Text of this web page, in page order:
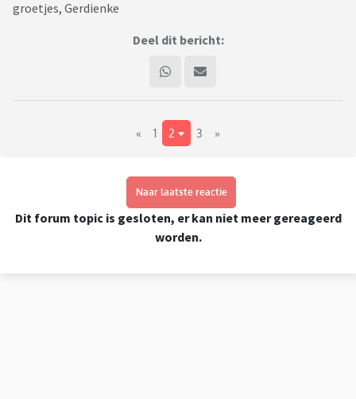
groetjes, Gerdienke
Deel dit bericht:
« 1 2 3 »
Naar laatste reactie
Dit forum topic is gesloten, er kan niet meer gereageerd
worden.